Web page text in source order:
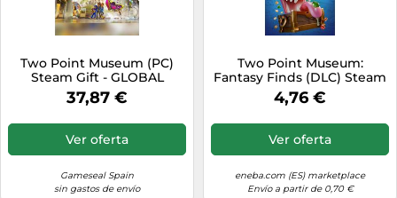
Two Point Museum (PC)
Steam Gift - GLOBAL
37,87 €
Ver oferta
Gameseal Spain
sin gastos de envío
Two Point Museum:
Fantasy Finds (DLC) Steam
Key (PC) EUROPE
4,76 €
Ver oferta
eneba.com (ES) marketplace
Envío a partir de 0,70 €